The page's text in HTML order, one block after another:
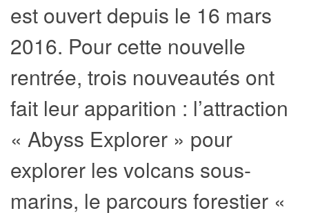
est ouvert depuis le 16 mars
2016. Pour cette nouvelle
rentrée, trois nouveautés ont
fait leur apparition : l’attraction
« Abyss Explorer » pour
explorer les volcans sous-
marins, le parcours forestier «